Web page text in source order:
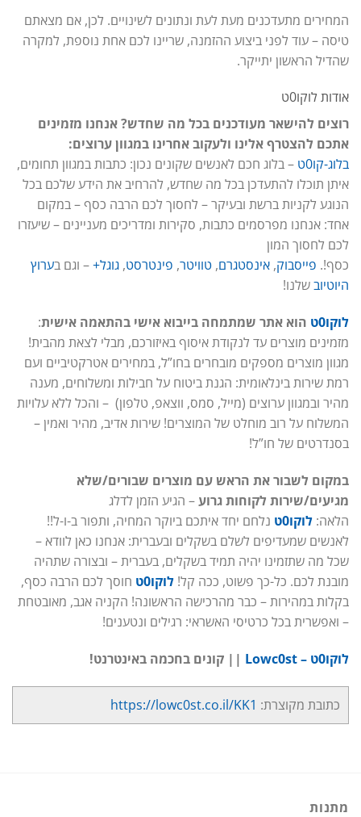
המחירים מתעדכנים מעת לעת ונתונים לשינויים. לכן, אם מצאתם
טיסה – עוד לפני ביצוע ההזמנה, שריינו לכם אחת נוספת, למקרה
שהדיל הראשון יתייקר.
אודות לוקו0ט
רוצים להישאר מעודכנים בכל מה שחדש? אנחנו מזמינים
אתכם להצטרף אלינו ולעקוב אחרינו במגוון ערוצים:
בלוג-קו0ט
– בלוג חכם לאנשים שקונים נכון: כתבות במגוון תחומים,
איתן תוכלו להתעדכן בכל מה שחדש, להרחיב את הידע שלכם בכל
הנוגע לקניות ברשת ובעיקר – לחסוך לכם הרבה כסף – במקום
אחד: אנחנו מפרסמים כתבות, סקירות ומדריכים מעניינים – שיעזרו
לכם לחסוך המון
כסף!. פייסבוק, אינסטגרם, טוויטר, פינטרסט, גוגל+– וגם בערוץ
היוטיובשלנו!
לוקו0ט הוא אתר שמתמחה בייבוא אישי בהתאמה אישית:
מזמינים מוצרים עד לנקודת איסוף באיזורכם, מבלי לצאת מהבית!
מגוון מוצרים מספקים מובחרים בחו”ל, במחירים אטרקטיביים ועם
רמת שירות בינלאומית: הגנת ביטוח על חבילות ומשלוחים, מענה
מהיר ובמגוון ערוצים (מייל, סמס, ווצאפ, טלפון) – והכל ללא עלויות
המשלוח על רוב מוחלט של המוצרים! שירות אדיב, מהיר ואמין –
בסנדרטים של חו”ל!
במקום לשבור את הראש עם מוצרים שבורים/שלא
מגיעים/שירות לקוחות גרוע– הגיע הזמן לדלג
הלאה: לוקו0ט
נלחם יחד איתכם ביוקר המחיה, ותפור ב-ו-ל!!
לאנשים שמעדיפים לשלם בשקלים ובעברית: אנחנו כאן לוודא –
שכל מה שתזמינו יהיה תמיד בשקלים, בעברית – ובצורה שתהיה
מובנת לכם. כל-כך פשוט, ככה קל! לוקו0ט
חוסך לכם הרבה כסף,
בקלות במהירות – כבר מהרכישה הראשונה! הקניה אגב, מאובטחת
– ואפשרית בכל כרטיסי האשראי: רגילים ונטענים!
לוקו0ט – Lowc0st || קונים בחכמה באינטרנט!
כתובת מקוצרת: https://lowc0st.co.il/KK1
מתנות